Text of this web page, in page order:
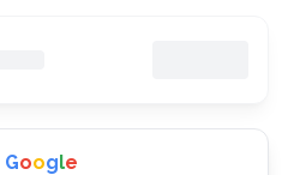
Google